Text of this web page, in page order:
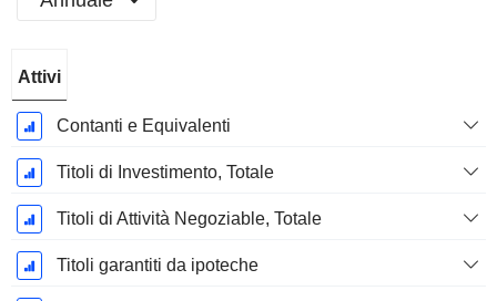
Fiscale:
Dicembre
Attivi
Contanti e Equivalenti
Titoli di Investimento, Totale
Titoli di Attività Negoziable, Totale
Titoli garantiti da ipoteche